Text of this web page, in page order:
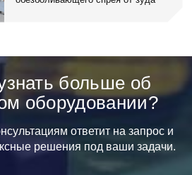
больше об
оборудовании?
ответит на запрос и
решения под ваши задачи.